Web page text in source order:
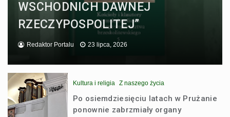
WSCHODNICH DAWNEJ
RZECZYPOSPOLITEJ”
Redaktor Portalu 23 lipca, 2026
Kultura i religia Z naszego życia
Po osiemdziesięciu latach w Prużanie
ponownie zabrzmiały organy